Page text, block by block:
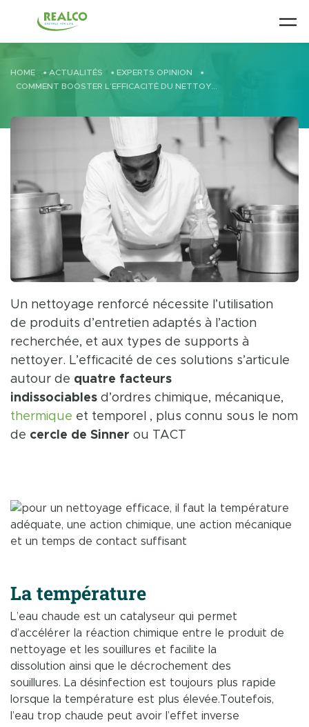
HOME • ACTUALITÉS • EXPERTS OPINION
•
COMMENT BOOSTER L’EFFICACITÉ DU NETTOYAGE ET DE LA DÉSINFECTION ?
Un nettoyage renforcé nécessite l’utilisation
de produits d’entretien adaptés à l’action
recherchée, et aux types de supports à
nettoyer. L’efficacité de ces solutions s’articule
autour de quatre facteurs
indissociables d’ordres chimique, mécanique,
thermique et temporel , plus connu sous le nom
de cercle de Sinner ou TACT
La température
L’eau chaude est un catalyseur qui permet
d’accélérer la réaction chimique entre le produit de
nettoyage et les souillures et facilite la
dissolution ainsi que le décrochement des
souillures. La désinfection est toujours plus rapide
lorsque la température est plus élevée.Toutefois,
l’eau trop chaude peut avoir l’effet inverse